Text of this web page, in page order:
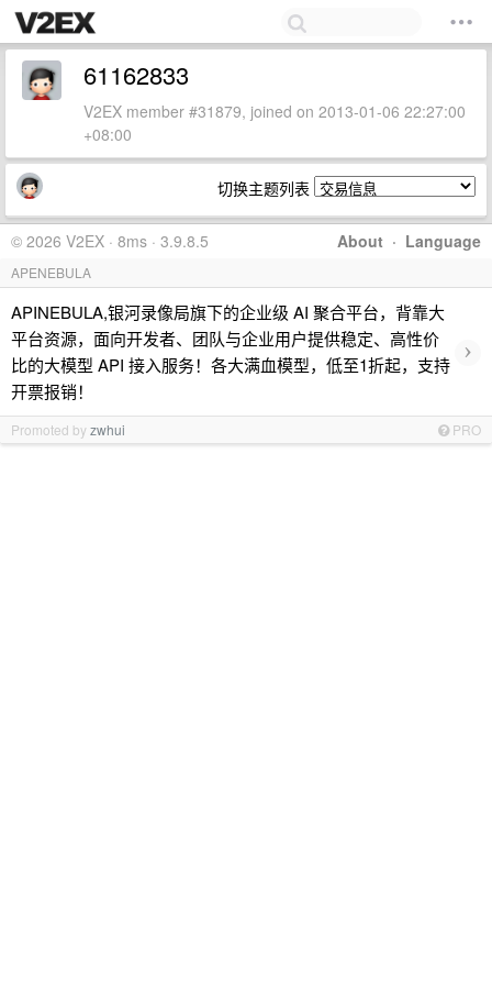
61162833
V2EX member #31879, joined on 2013-01-06 22:27:00
+08:00
切换主题列表
About · Language
© 2026 V2EX · 8ms · 3.9.8.5
APENEBULA
APINEBULA,银河录像局旗下的企业级 AI 聚合平台，背靠大
平台资源，面向开发者、团队与企业用户提供稳定、高性价
比的大模型 API 接入服务！各大满血模型，低至1折起，支持
开票报销！
›
Promoted byzwhui PRO